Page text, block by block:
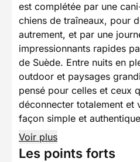
est complétée par une
chiens de traîneaux, pour
autrement, et par une
impressionnants rapides
de Suède. Entre nuits en
outdoor et paysages
pensé pour celles et ceux
déconnecter totalement et
façon simple et
Voir plus
Les points forts